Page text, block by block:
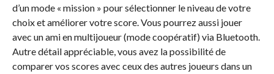
d’un mode « mission » pour sélectionner le niveau de votre
choix et améliorer votre score. Vous pourrez aussi jouer
avec un ami en multijoueur (mode coopératif) via Bluetooth.
Autre détail appréciable, vous avez la possibilité de
comparer vos scores avec ceux des autres joueurs dans un